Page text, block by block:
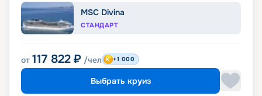
MSC Divina
СТАНДАРТ
от 117 822 ₽ /чел +1 000
Выбрать круиз